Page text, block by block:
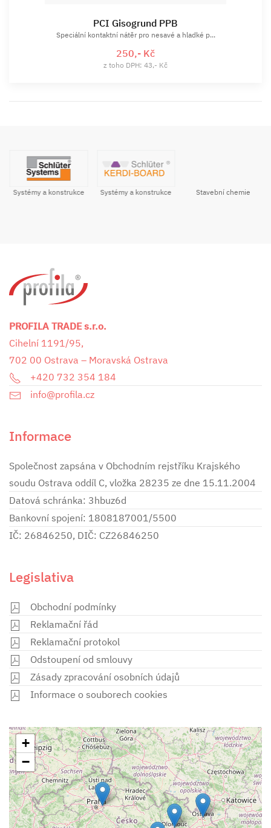
PCI Gisogrund PPB
Speciální kontaktní nátěr pro nesavé a hladké p...
250,- Kč
z toho DPH: 43,- Kč
Systémy a konstrukce Systémy a konstrukce Stavební chemie
PROFILA TRADE s.r.o.
Cihelní 1191/95,
702 00 Ostrava – Moravská Ostrava
+420 732 354 184
info@profila.cz
Informace
Společnost zapsána v Obchodním rejstříku Krajského
soudu Ostrava oddíl C, vložka 28235 ze dne 15.11.2004
Datová schránka: 3hbuz6d
Bankovní spojení: 1808187001/5500
IČ: 26846250, DIČ: CZ26846250
Legislativa
Obchodní podmínky
Reklamační řád
Reklamační protokol
Odstoupení od smlouvy
Zásady zpracování osobních údajů
Informace o souborech cookies
+
−